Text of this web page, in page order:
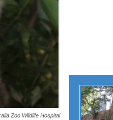
Zoo Wildlife Hospital